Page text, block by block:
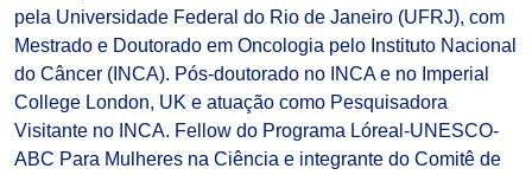
pela Universidade Federal do Rio de Janeiro (UFRJ), com
Mestrado e Doutorado em Oncologia pelo Instituto Nacional
do Câncer (INCA). Pós-doutorado no INCA e no Imperial
College London, UK e atuação como Pesquisadora
Visitante no INCA. Fellow do Programa Lóreal-UNESCO-
ABC Para Mulheres na Ciência e integrante do Comitê de